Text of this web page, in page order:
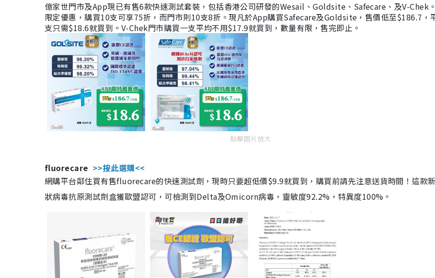
億家世門市及App現已有售6款快速測試套裝，包括香港公司研發的Wesail、Goldsite、Safecare、及V-Chek
限定優惠，購買10支可享75折，而門市則10支8折。現凡於App購買Safecare及Goldsite，售價低至$186.7，
支只需$18.6就買到。V-Chek門市購買一支平均不用$17.9就買到，數量有限，售完即止。
點擊圖片放大
fluorecare >>按此選購<<
網購平台鄰住買有售fluorecare的快速測試劑，現時只要超低價$9.9就買到，購買前請先注意送貨時間！這款
狀病毒抗原測試劑盒獲歐盟認可，可檢測到Delta及Omicorn病毒，靈敏度92.2%，特異度100%。